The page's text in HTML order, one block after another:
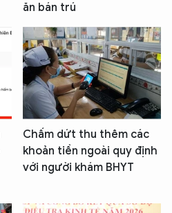
ăn bán trú
Chấm dứt thu thêm các
khoản tiền ngoài quy định
với người khám BHYT